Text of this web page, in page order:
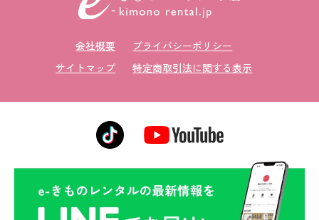
会社概要
プライバシーポリシー
サイトマップ
特定商取引法に関する表示